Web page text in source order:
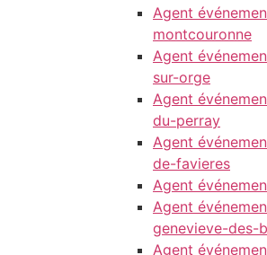
Agent
montcouronne
Agent
sur-orge
Agent
du-perray
Agent
de-favieres
Agent
Agent
genevieve-des-
Agent